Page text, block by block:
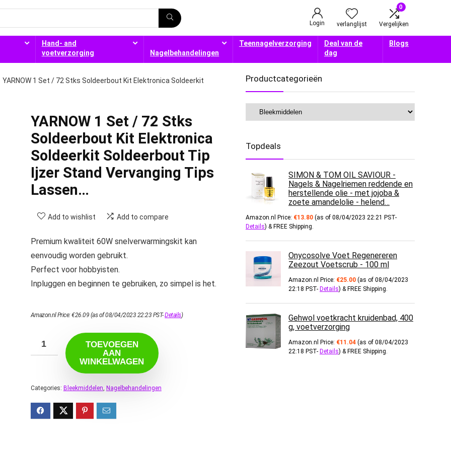
Login verlanglijst
0
Vergelijken
Hand- and
voetverzorging
Nagelbehandelingen
Teennagelverzorging
Deal van de
dag
Blogs
YARNOW 1 Set / 72 Stks Soldeerbout Kit Elektronica Soldeerkit
YARNOW 1 Set / 72 Stks
Soldeerbout Kit Elektronica
Soldeerkit Soldeerbout Tip
Ijzer Stand Vervanging Tips
Lassen…
Add to wishlist Add to compare
Premium kwaliteit 60W snelverwarmingskit kan
eenvoudig worden gebruikt.
Perfect voor hobbyisten.
Inpluggen en beginnen te gebruiken, zo simpel is het.
Amazon.nl Price:€26.09 (as of 08/04/2023 22:23 PST-Details)
TOEVOEGEN
AAN
WINKELWAGEN
Categories: Bleekmiddelen, Nagelbehandelingen
Productcategorieën
Topdeals
SIMON & TOM OIL SAVIOUR -
Nagels & Nagelriemen reddende en
herstellende olie - met jojoba &
zoete amandelolie - helend…
Amazon.nl Price: €13.80 (as of 08/04/2023 22:21 PST-
Details) & FREE Shipping.
Onycosolve Voet Regenereren
Zeezout Voetscrub - 100 ml
Amazon.nl Price: €25.00 (as of 08/04/2023
22:18 PST- Details) & FREE Shipping.
Gehwol voetkracht kruidenbad, 400
g, voetverzorging
Amazon.nl Price: €11.04 (as of 08/04/2023
22:18 PST- Details) & FREE Shipping.